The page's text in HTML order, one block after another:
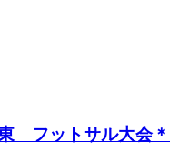
フットサル大会＊